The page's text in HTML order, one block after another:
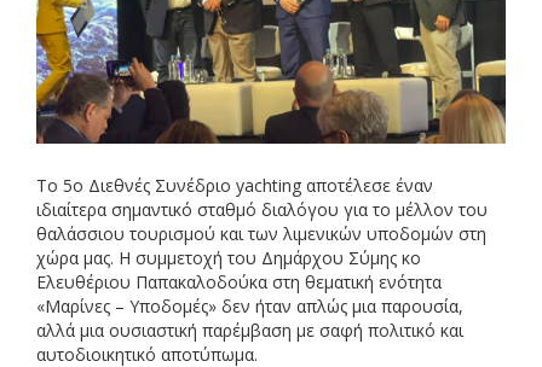
Το 5ο Διεθνές Συνέδριο yachting αποτέλεσε έναν
ιδιαίτερα σημαντικό σταθμό διαλόγου για το μέλλον του
θαλάσσιου τουρισμού και των λιμενικών υποδομών στη
χώρα μας. Η συμμετοχή του Δημάρχου Σύμης κο
Ελευθέριου Παπακαλοδούκα στη θεματική ενότητα
«Μαρίνες – Υποδομές» δεν ήταν απλώς μια παρουσία,
αλλά μια ουσιαστική παρέμβαση με σαφή πολιτικό και
αυτοδιοικητικό αποτύπωμα.